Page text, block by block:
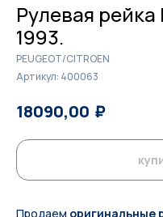
Рулевая
1993.
PEUGEOT/CITROEN
Артикул: 400063
18090,00 ₽
Продаем оригинальные